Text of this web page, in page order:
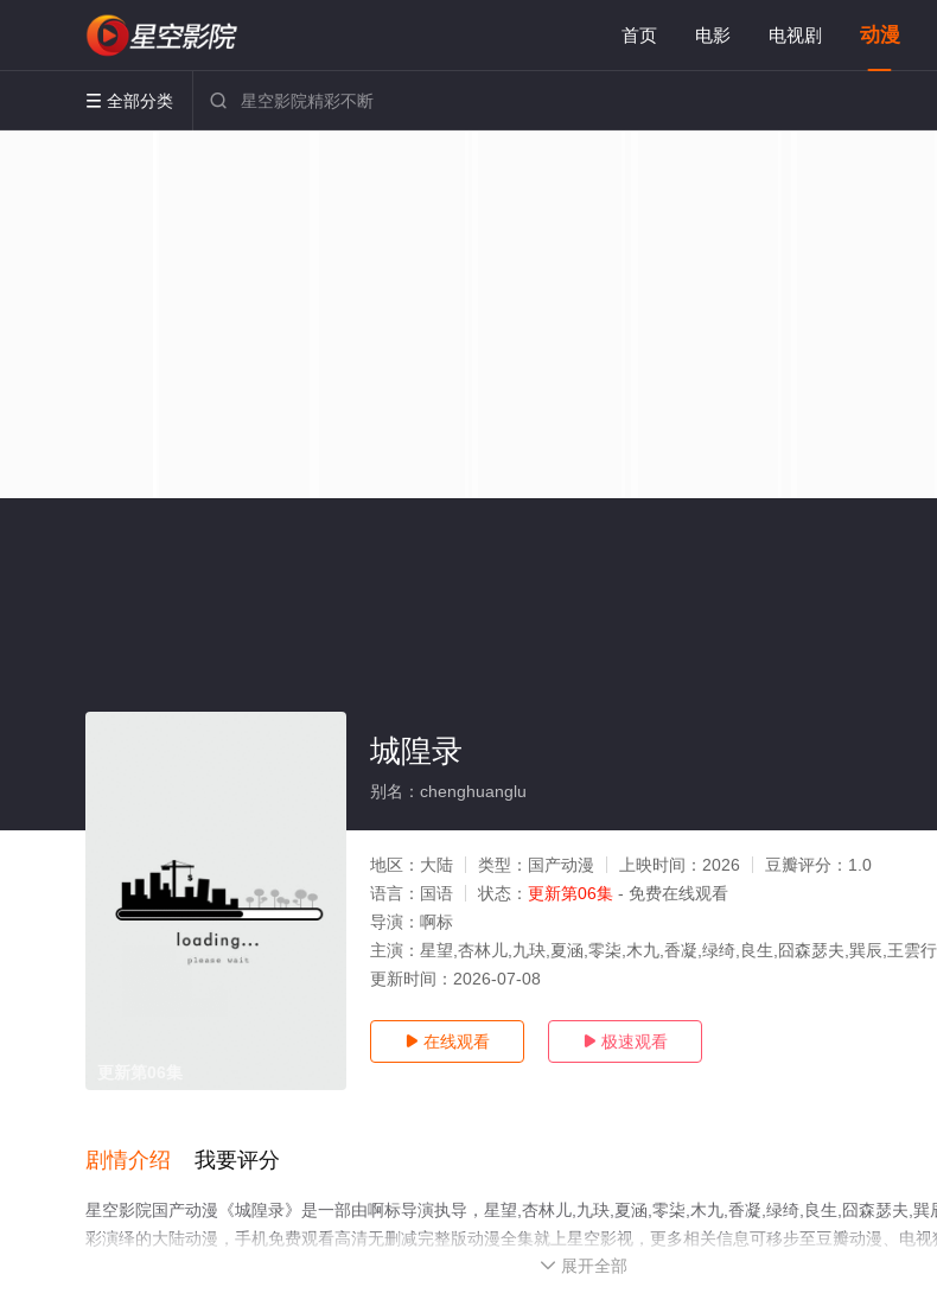
首页 电影 电视剧 动漫
 全部分类 
城隍录
别名：chenghuanglu
地区： 大陆 类型： 国产动漫 上映时间： 2026 豆瓣评分： 1.0
语言： 国语 状态： 更新第06集 - 免费在线观看
导演： 啊标
主演： 星望,杏林儿,九玦,夏涵,零柒,木九,香凝,绿绮,良生,囧森瑟夫,巽辰,王雲行
更新时间： 2026-07-08
 在线观看  极速观看
剧情介绍 我要评分
星空影院国产动漫《城隍录》是一部由啊标导演执导，星望,杏林儿,九玦,夏涵,零柒,木九,香凝,绿绮,良生,囧森瑟夫,巽
彩演绎的大陆动漫，手机免费观看高清无删减完整版动漫全集就上星空影视，更多相关信息可移步至豆瓣动漫、电视
 展开全部